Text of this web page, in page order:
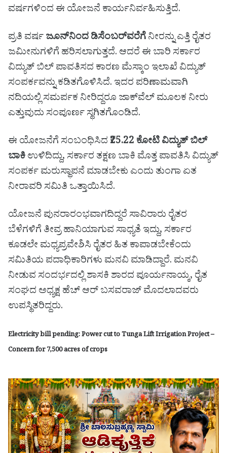
ವರ್ಷಗಳಿಂದ ಈ ಯೋಜನೆ ಕಾರ್ಯನಿರ್ವಹಿಸುತ್ತಿದೆ.
ಪ್ರತಿ ವರ್ಷಜೂನ್‌ನಿಂದ ಡಿಸೆಂಬರ್‌ವರೆಗೆನೀರನ್ನು ಎತ್ತಿ ರೈತರ
ಜಮೀನುಗಳಿಗೆ ಹರಿಸಲಾಗುತ್ತದೆ. ಆದರೆ ಈ ಬಾರಿ ಸರ್ಕಾರ
ವಿದ್ಯುತ್ ಬಿಲ್ ಪಾವತಿಸದ ಕಾರಣ ಮೆಸ್ಕಾಂ ಇಲಾಖೆ ವಿದ್ಯುತ್
ಸಂಪರ್ಕವನ್ನು ಕಡಿತಗೊಳಿಸಿದೆ. ಇದರ ಪರಿಣಾಮವಾಗಿ
ನದಿಯಲ್ಲಿ ಸಮರ್ಪಕ ನೀರಿದ್ದರೂ ಜಾಕ್‌ವೆಲ್ ಮೂಲಕ ನೀರು
ಎತ್ತುವುದು ಸಂಪೂರ್ಣ ಸ್ಥಗಿತಗೊಂಡಿದೆ.
ಈ ಯೋಜನೆಗೆ ಸಂಬಂಧಿಸಿದ ₹25.22 ಕೋಟಿ ವಿದ್ಯುತ್ ಬಿಲ್
ಬಾಕಿಉಳಿದಿದ್ದು, ಸರ್ಕಾರ ತಕ್ಷಣ ಬಾಕಿ ಮೊತ್ತ ಪಾವತಿಸಿ ವಿದ್ಯುತ್
ಸಂಪರ್ಕ ಮರುಸ್ಥಾಪನೆ ಮಾಡಬೇಕು ಎಂದು ತುಂಗಾ ಏತ
ನೀರಾವರಿ ಸಮಿತಿ ಒತ್ತಾಯಿಸಿದೆ.
ಯೋಜನೆ ಪುನರಾರಂಭವಾಗದಿದ್ದರೆ ಸಾವಿರಾರು ರೈತರ
ಬೆಳೆಗಳಿಗೆ ತೀವ್ರ ಹಾನಿಯಾಗುವ ಸಾಧ್ಯತೆ ಇದ್ದು, ಸರ್ಕಾರ
ಕೂಡಲೇ ಮಧ್ಯಪ್ರವೇಶಿಸಿ ರೈತರ ಹಿತ ಕಾಪಾಡಬೇಕೆಂದು
ಸಮಿತಿಯ ಪದಾಧಿಕಾರಿಗಳು ಮನವಿ ಮಾಡಿದ್ದಾರೆ. ಮನವಿ
ನೀಡುವ ಸಂದರ್ಭದಲ್ಲಿ ಶಾಸಕಿ ಶಾರದ ಪೂರ್ಯನಾಯ್ಕ, ರೈತ
ಸಂಘದ ಅಧ್ಯಕ್ಷ ಹೆಚ್ ಆರ್ ಬಸವರಾಜ್ ಮೊದಲಾದವರು
ಉಪಸ್ಥಿತರಿದ್ದರು.
Electricity bill pending: Power cut to Tunga Lift Irrigation Project –
Concern for 7,500 acres of crops